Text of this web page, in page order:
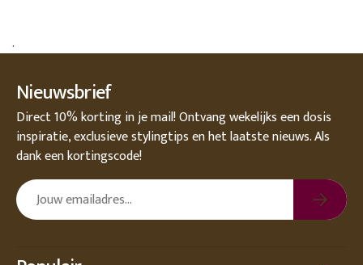
.
Nieuwsbrief
Direct 10% korting in je mail! Ontvang wekelijks een dosis
inspiratie, exclusieve stylingtips en het laatste nieuws. Als
dank een kortingscode!